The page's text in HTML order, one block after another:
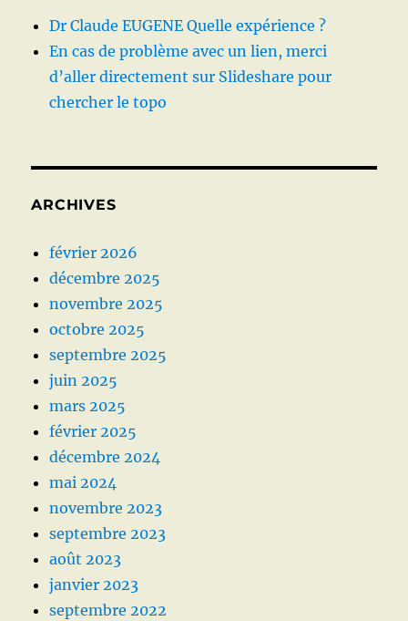
Dr Claude EUGENE Quelle expérience ?
En cas de problème avec un lien, merci
d’aller directement sur Slideshare pour
chercher le topo
ARCHIVES
février 2026
décembre 2025
novembre 2025
octobre 2025
septembre 2025
juin 2025
mars 2025
février 2025
décembre 2024
mai 2024
novembre 2023
septembre 2023
août 2023
janvier 2023
septembre 2022